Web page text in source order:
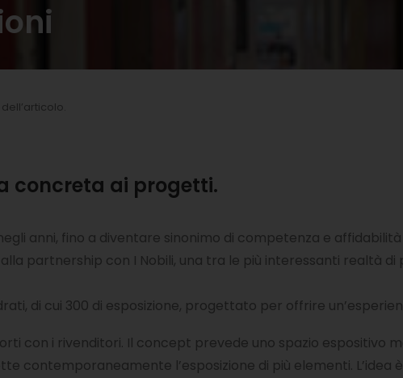
concreta ai progetti.
anni, fino a diventare sinonimo di competenza e
partnership con I Nobili, una tra le più interessanti realtà
di cui 300 di esposizione, progettato per offrire
con i rivenditori. Il concept prevede uno spazio espositivo
contemporaneamente l’esposizione di più elementi. L’idea